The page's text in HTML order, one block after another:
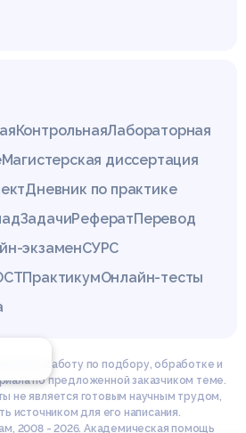
КонтрольнаяЛабораторная
Магистерская диссертация
Дневник по практике
ЗадачиРефератПеревод
экзаменСУРС
ПрактикумОнлайн-тесты
работу по подбору, обработке и
по предложенной заказчиком теме.
не является готовым научным трудом,
источником для его написания.
2008 - 2026. Академическая помощь